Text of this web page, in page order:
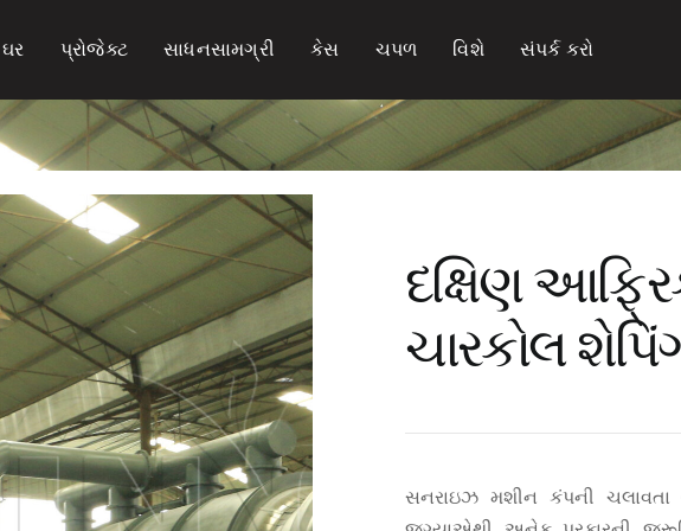
ઘર પ્રોજેક્ટ સાધનસામગ્રી કેસ ચપળ વિશે સંપર્ક કરો
દક્ષિણ
ચારકોલ
સનરાઇઝ મશીન કંપની ચલાવતા